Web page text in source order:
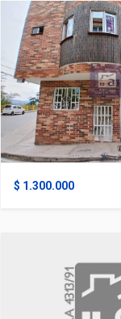
$ 1.300.000